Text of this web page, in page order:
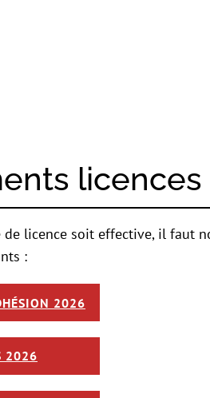
licences
de licence soit effective, il faut
:
2026
2026